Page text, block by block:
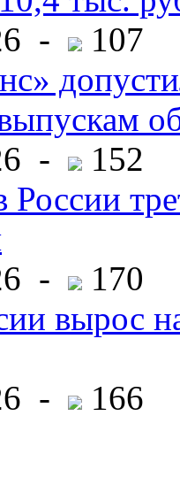
-
107
-
152
России
-
170
вырос
-
166